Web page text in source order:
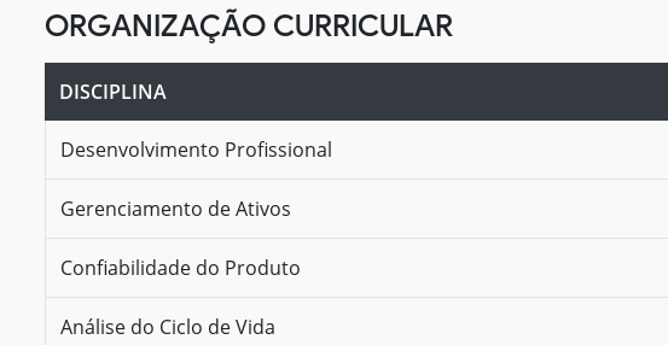
ORGANIZAÇÃO CURRICULAR
DISCIPLINA
Desenvolvimento Profissional
Gerenciamento de Ativos
Confiabilidade do Produto
Análise do Ciclo de Vida